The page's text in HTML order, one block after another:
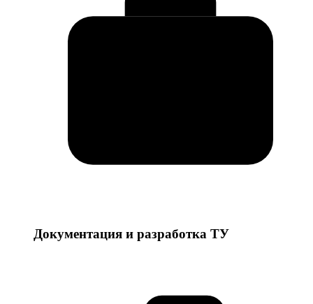
Документация и разработка ТУ